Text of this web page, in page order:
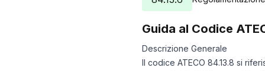
Guida al Codice
Descrizione Generale
Il codice ATECO 84.13.8 si